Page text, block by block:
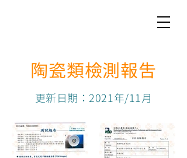
陶瓷類檢測報告
更新日期：2021年/11月